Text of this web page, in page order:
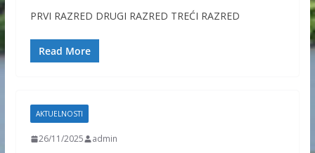
PRVI RAZRED DRUGI RAZRED TREĆI RAZRED
Read More
AKTUELNOSTI
26/11/2025 admin